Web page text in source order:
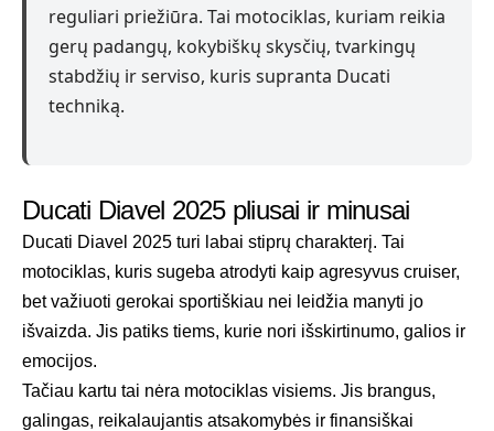
reguliari priežiūra. Tai motociklas, kuriam reikia
gerų padangų, kokybiškų skysčių, tvarkingų
stabdžių ir serviso, kuris supranta Ducati
techniką.
Ducati Diavel 2025 pliusai ir minusai
Ducati Diavel 2025 turi labai stiprų charakterį. Tai
motociklas, kuris sugeba atrodyti kaip agresyvus cruiser,
bet važiuoti gerokai sportiškiau nei leidžia manyti jo
išvaizda. Jis patiks tiems, kurie nori išskirtinumo, galios ir
emocijos.
Tačiau kartu tai nėra motociklas visiems. Jis brangus,
galingas, reikalaujantis atsakomybės ir finansiškai